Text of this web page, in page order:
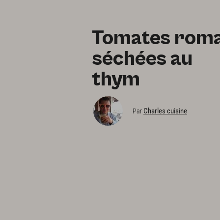
Tomates
séchées au
thym
Par Charles cuisine